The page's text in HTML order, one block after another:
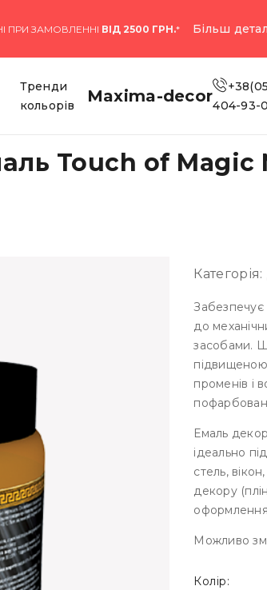
ПРИ ЗАМОВЛЕННІ ВІД 2500 ГРН.* Більш
Maxima-decor
Тренди
кольорів
404-93-
Touch of Magic
Категорія:
Забезпечує
до
засобами.
променів і
Емаль
ідеально
стель,
декору
оформлення
Можливо
Колір: